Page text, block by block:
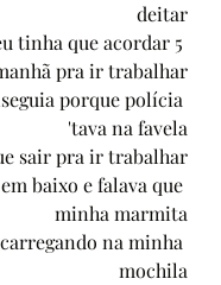
deitar
tinha que acordar 5
pra ir trabalhar
porque polícia
'tava na favela
sair pra ir trabalhar
baixo e falava que
minha marmita
na minha
mochila